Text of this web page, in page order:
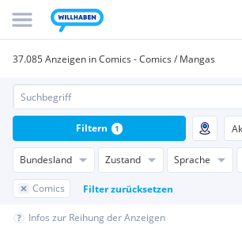
37.085 Anzeigen in Comics - Comics / Mangas
Bundesland Zustand Sprache
Comics Filter zurücksetzen
Filtern 1
Infos zur Reihung der Anzeigen